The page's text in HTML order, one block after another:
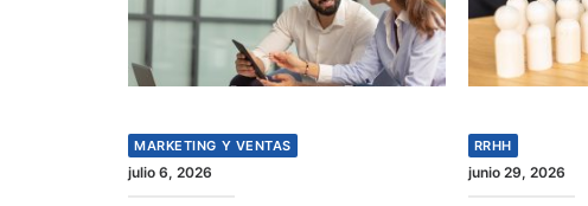
MARKETING Y VENTAS
julio 6, 2026
RRHH
junio 29, 2026